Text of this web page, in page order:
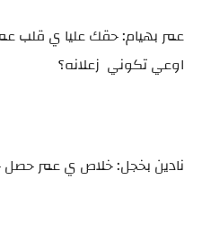
عمر بهيام: حقك عليا ي قلب
اوعي تكوني زعلانه؟
نادين بخجل: خلاص ي عمر حصل